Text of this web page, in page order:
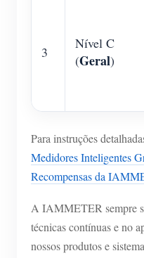
3
Nível C
(Geral)
Para instruções
Medidores Inteligentes
Recompensas da
A IAMMETER sempre
técnicas contínuas e no
nossos produtos e